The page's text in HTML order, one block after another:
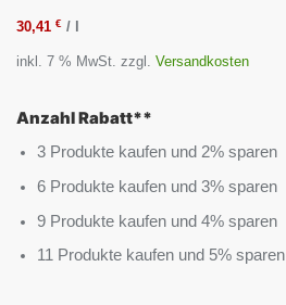
30,41 € /
inkl. 7 % MwSt. zzgl. Versandkosten
Anzahl Rabatt**
3 Produkte kaufen und 2% sparen
6 Produkte kaufen und 3% sparen
9 Produkte kaufen und 4% sparen
11 Produkte kaufen und 5% sparen